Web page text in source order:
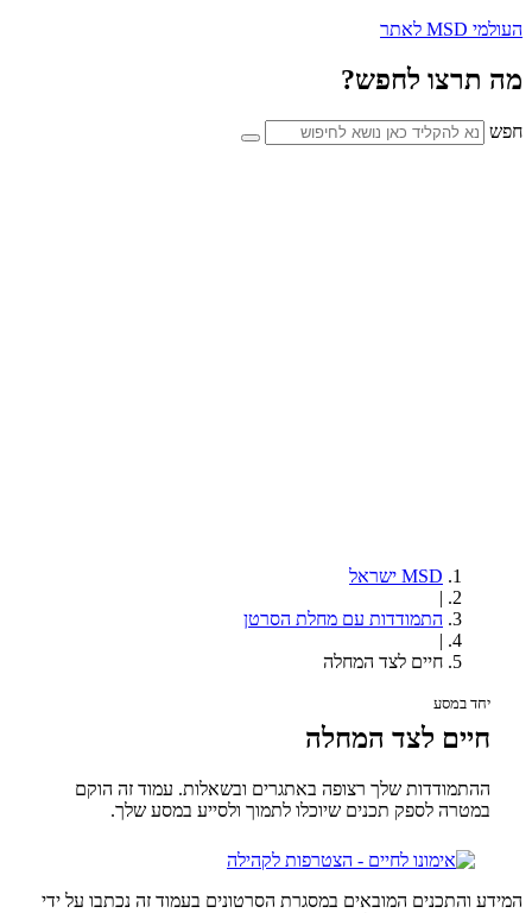
העולמי MSD לאתר
מה תרצו לחפש?
חפש
MSD ישראל
|
התמודדות עם מחלת הסרטן
|
חיים לצד המחלה
יחד במסע
חיים לצד המחלה
ההתמודדות שלך רצופה באתגרים ובשאלות. עמוד זה הוקם
במטרה לספק תכנים שיוכלו לתמוך ולסייע במסע שלך.
המידע והתכנים המובאים במסגרת הסרטונים בעמוד זה נכתבו על ידי